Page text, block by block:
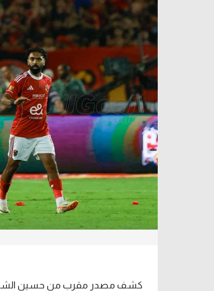
آراء حرة
ركن الألعاب
كل
كشف مصدر مقرب من حسين الشحات